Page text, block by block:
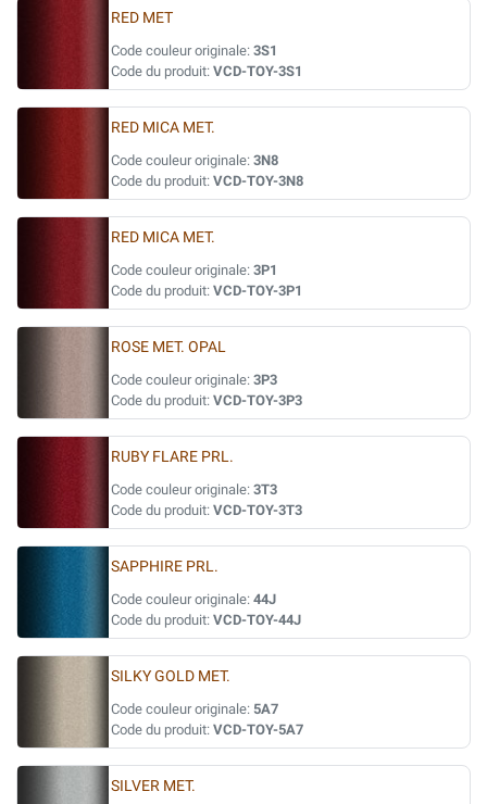
RED MET
Code couleur originale: 3S1
Code du produit: VCD-TOY-3S1
RED MICA MET.
Code couleur originale: 3N8
Code du produit: VCD-TOY-3N8
RED MICA MET.
Code couleur originale: 3P1
Code du produit: VCD-TOY-3P1
ROSE MET. OPAL
Code couleur originale: 3P3
Code du produit: VCD-TOY-3P3
RUBY FLARE PRL.
Code couleur originale: 3T3
Code du produit: VCD-TOY-3T3
SAPPHIRE PRL.
Code couleur originale: 44J
Code du produit: VCD-TOY-44J
SILKY GOLD MET.
Code couleur originale: 5A7
Code du produit: VCD-TOY-5A7
SILVER MET.